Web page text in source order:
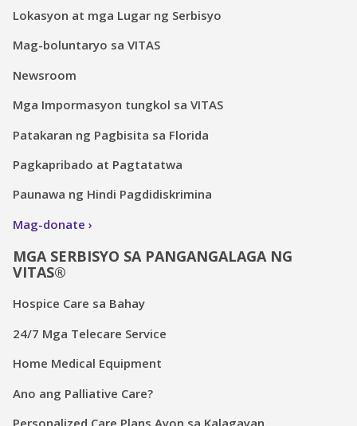
Lokasyon at mga Lugar ng Serbisyo
Mag-boluntaryo sa VITAS
Newsroom
Mga Impormasyon tungkol sa VITAS
Patakaran ng Pagbisita sa Florida
Pagkapribado at Pagtatatwa
Paunawa ng Hindi Pagdidiskrimina
Mag-donate
MGA SERBISYO SA PANGANGALAGA NG
VITAS®
Hospice Care sa Bahay
24/7 Mga Telecare Service
Home Medical Equipment
Ano ang Palliative Care?
Personalized Care Plans Ayon sa Kalagayan